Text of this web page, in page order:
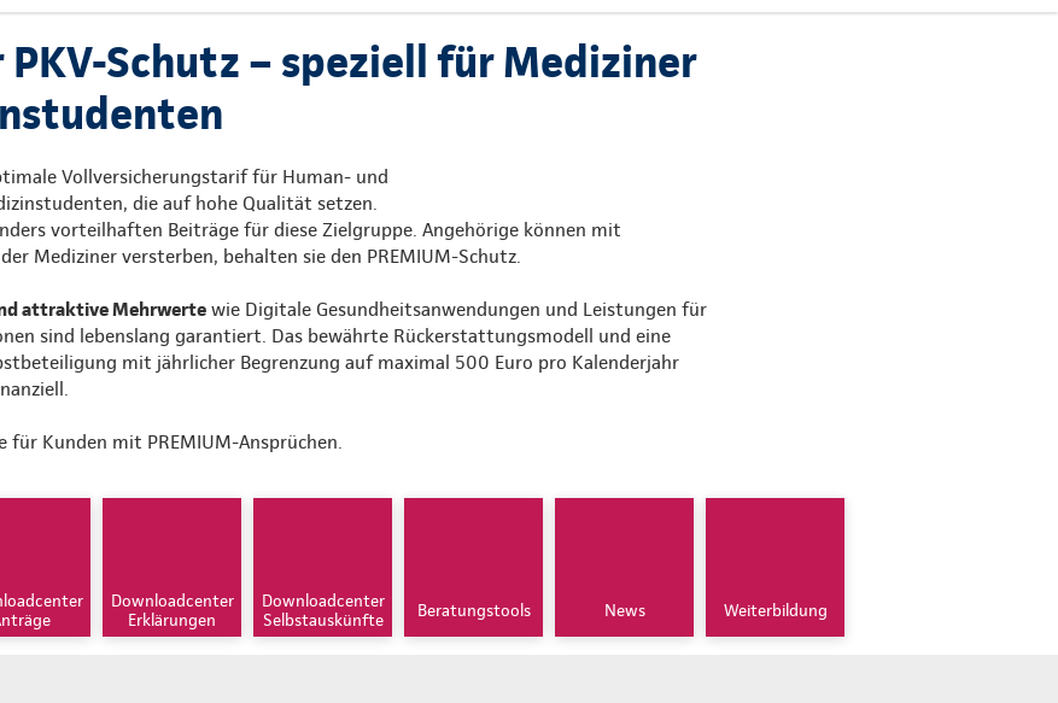
Schutz – speziell für Mediziner
Vollversicherungstarif für Human- und
die auf hohe Qualität setzen.
vorteilhaften Beiträge für diese Zielgruppe. Angehörige können mit
Mediziner versterben, behalten sie den PREMIUM-Schutz.
attraktive Mehrwertewie Digitale Gesundheitsanwendungen und Leistungen für
sind lebenslang garantiert. Das bewährte Rückerstattungsmodell und eine
mit jährlicher Begrenzung auf maximal 500 Euro pro Kalenderjahr
für Kunden mit PREMIUM-Ansprüchen.
Downloadcenter
Erklärungen
Downloadcenter
Selbstauskünfte
Beratungstools News Weiterbildung